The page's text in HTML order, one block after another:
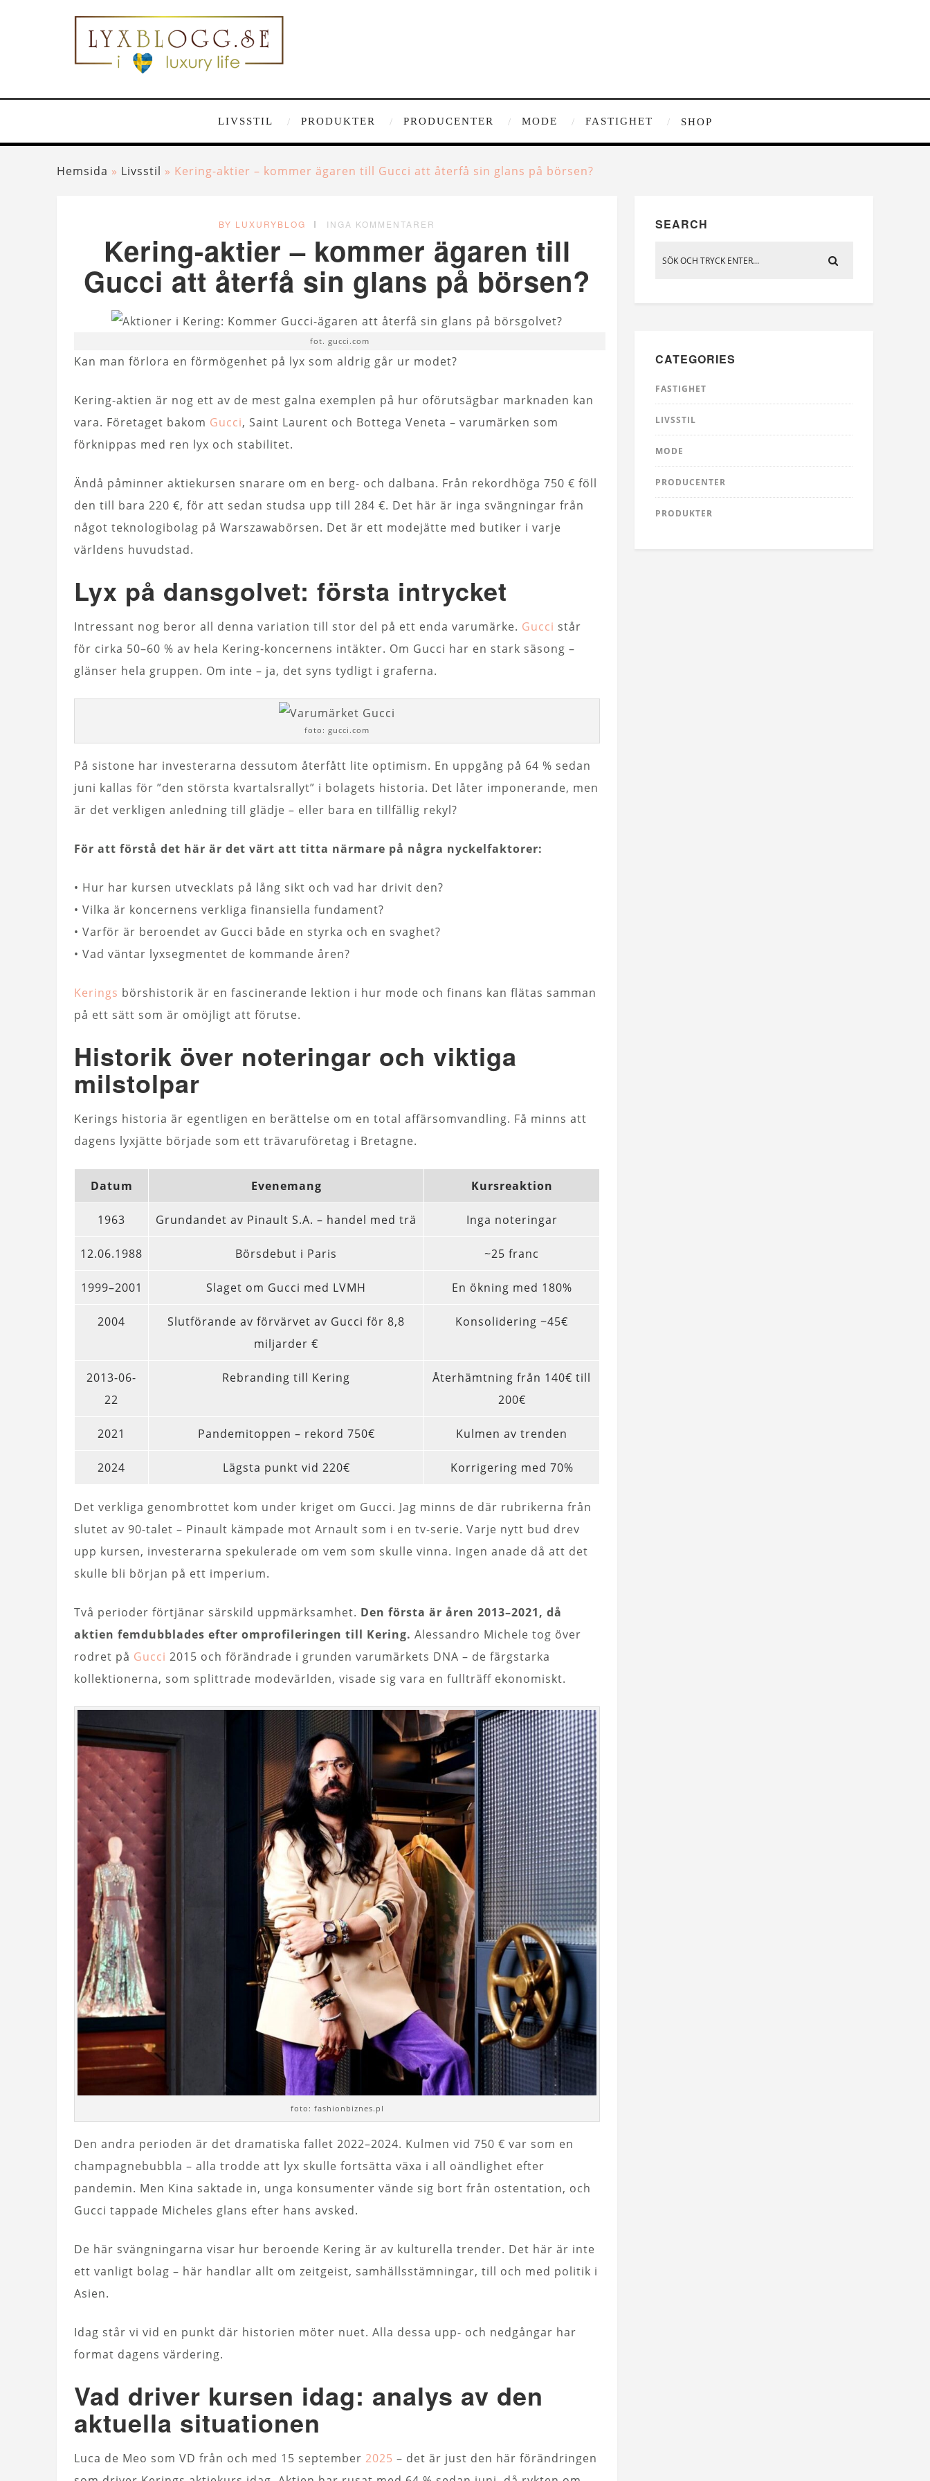
LIVSSTIL PRODUKTER PRODUCENTER MODE FASTIGHET SHOP
Hemsida » Livsstil » Kering-aktier – kommer ägaren till Gucci att återfå sin glans på börsen?
BY LUXURYBLOG INGA KOMMENTARER
Kering-aktier – kommer ägaren till
Gucci att återfå sin glans på börsen?
fot. gucci.com
Kan man förlora en förmögenhet på lyx som aldrig går ur modet?
Kering-aktien är nog ett av de mest galna exemplen på hur oförutsägbar marknaden kan
vara. Företaget bakom Gucci, Saint Laurent och Bottega Veneta – varumärken som
förknippas med ren lyx och stabilitet.
Ändå påminner aktiekursen snarare om en berg- och dalbana. Från rekordhöga 750 € föll
den till bara 220 €, för att sedan studsa upp till 284 €. Det här är inga svängningar från
något teknologibolag på Warszawabörsen. Det är ett modejätte med butiker i varje
världens huvudstad.
Lyx på dansgolvet: första intrycket
Intressant nog beror all denna variation till stor del på ett enda varumärke. Gucci står
för cirka 50–60 % av hela Kering-koncernens intäkter. Om Gucci har en stark säsong –
glänser hela gruppen. Om inte – ja, det syns tydligt i graferna.
foto: gucci.com
På sistone har investerarna dessutom återfått lite optimism. En uppgång på 64 % sedan
juni kallas för ”den största kvartalsrallyt” i bolagets historia. Det låter imponerande, men
är det verkligen anledning till glädje – eller bara en tillfällig rekyl?
För att förstå det här är det värt att titta närmare på några nyckelfaktorer:
• Hur har kursen utvecklats på lång sikt och vad har drivit den?
• Vilka är koncernens verkliga finansiella fundament?
• Varför är beroendet av Gucci både en styrka och en svaghet?
• Vad väntar lyxsegmentet de kommande åren?
Kerings börshistorik är en fascinerande lektion i hur mode och finans kan flätas samman
på ett sätt som är omöjligt att förutse.
Historik över noteringar och viktiga
milstolpar
Kerings historia är egentligen en berättelse om en total affärsomvandling. Få minns att
dagens lyxjätte började som ett trävaruföretag i Bretagne.
Datum Evenemang Kursreaktion
1963 Grundandet av Pinault S.A. – handel med trä Inga noteringar
12.06.1988 Börsdebut i Paris ~25 franc
1999–2001 Slaget om Gucci med LVMH En ökning med 180%
2004
Slutförande av förvärvet av Gucci för 8,8
miljarder €
Konsolidering ~45€
2013-06-
22
Rebranding till Kering
Återhämtning från 140€ till
200€
2021 Pandemitoppen – rekord 750€ Kulmen av trenden
2024 Lägsta punkt vid 220€ Korrigering med 70%
Det verkliga genombrottet kom under kriget om Gucci. Jag minns de där rubrikerna från
slutet av 90-talet – Pinault kämpade mot Arnault som i en tv-serie. Varje nytt bud drev
upp kursen, investerarna spekulerade om vem som skulle vinna. Ingen anade då att det
skulle bli början på ett imperium.
Två perioder förtjänar särskild uppmärksamhet. Den första är åren 2013–2021, då
aktien femdubblades efter omprofileringen till Kering. Alessandro Michele tog över
rodret på Gucci 2015 och förändrade i grunden varumärkets DNA – de färgstarka
kollektionerna, som splittrade modevärlden, visade sig vara en fullträff ekonomiskt.
foto: fashionbiznes.pl
Den andra perioden är det dramatiska fallet 2022–2024. Kulmen vid 750 € var som en
champagnebubbla – alla trodde att lyx skulle fortsätta växa i all oändlighet efter
pandemin. Men Kina saktade in, unga konsumenter vände sig bort från ostentation, och
Gucci tappade Micheles glans efter hans avsked.
De här svängningarna visar hur beroende Kering är av kulturella trender. Det här är inte
ett vanligt bolag – här handlar allt om zeitgeist, samhällsstämningar, till och med politik i
Asien.
Idag står vi vid en punkt där historien möter nuet. Alla dessa upp- och nedgångar har
format dagens värdering.
Vad driver kursen idag: analys av den
aktuella situationen
Luca de Meo som VD från och med 15 september 2025 – det är just den här förändringen
SEARCH
CATEGORIES
FASTIGHET
LIVSSTIL
MODE
PRODUCENTER
PRODUKTER